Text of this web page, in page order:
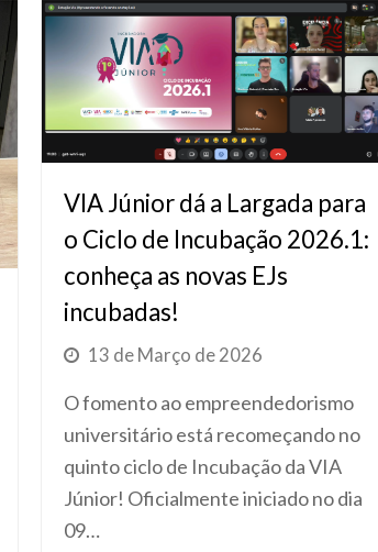
VIA Júnior dá a Largada para
o Ciclo de Incubação 2026.1:
conheça as novas EJs
incubadas!
13 de Março de 2026
O fomento ao empreendedorismo
universitário está recomeçando no
quinto ciclo de Incubação da VIA
Júnior! Oficialmente iniciado no dia
09…